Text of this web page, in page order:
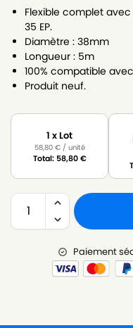
Flexible complet
35 EP.
Diamètre : 38mm
Longueur : 5m
100% compatible avec
Produit neuf.
1 x Lot
58,80 €/ unité
Total: 58,80€
Paiement